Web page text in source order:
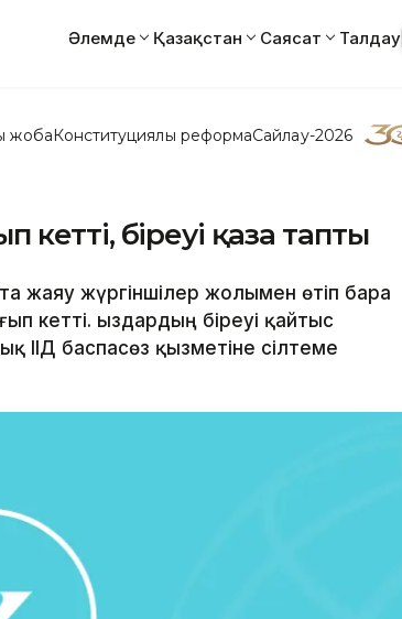
Әлемде Қазақстан Саясат Талдау
жобаКонституциялық реформаСайлау-2026
кетті, біреуі қаза тапты
жаяу жүргіншілер жолымен өтіп бара
кетті. Қыздардың біреуі қайтыс
ІІД баспасөз қызметіне сілтеме